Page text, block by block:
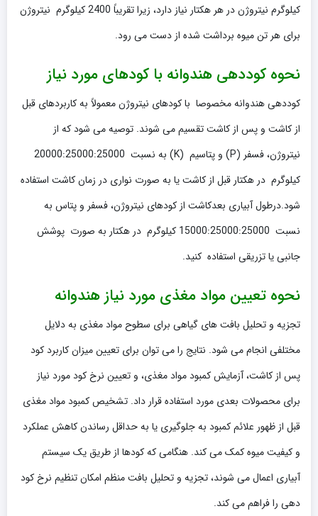
کیلوگرم نیتروژن در هر هکتار نیاز دارد، زیرا تقریباً 2400 کیلوگرم نیتروژن
برای هر تن میوه برداشت شده از دست می رود.
نحوه کوددهی هندوانه با کودهای مورد نیاز
کوددهی هندوانه مخصوصا با کودهای نیتروژن معمولاً به کاربردهای قبل
از کاشت و پس از کاشت تقسیم می شوند. توصیه می شود که از
نیتروژن، فسفر (P) و پتاسیم (K) به نسبت 20000:25000:25000
کیلوگرم در هکتار قبل از کاشت یا به صورت نواری در زمان کاشت استفاده
شود.درطول آبیاری بعدکاشت از کودهای نیتروژن، فسفر و پتاس به
نسبت 15000:25000:25000 کیلوگرم در هکتار به صورت پوشش
جانبی یا تزریقی استفاده کنید.
نحوه تعیین مواد مغذی مورد نیاز هندوانه
تجزیه و تحلیل بافت های گیاهی برای سطوح مواد مغذی به دلایل
مختلفی انجام می شود. نتایج را می توان برای تعیین میزان کاربرد کود
پس از کاشت، آزمایش کمبود مواد مغذی، و تعیین نرخ کود مورد نیاز
برای محصولات بعدی مورد استفاده قرار داد. تشخیص کمبود مواد مغذی
قبل از ظهور علائم کمبود به جلوگیری یا به حداقل رساندن کاهش عملکرد
و کیفیت میوه کمک می کند. هنگامی که کودها از طریق یک سیستم
آبیاری اعمال می شوند، تجزیه و تحلیل بافت منظم امکان تنظیم نرخ کود
دهی را فراهم می کند.